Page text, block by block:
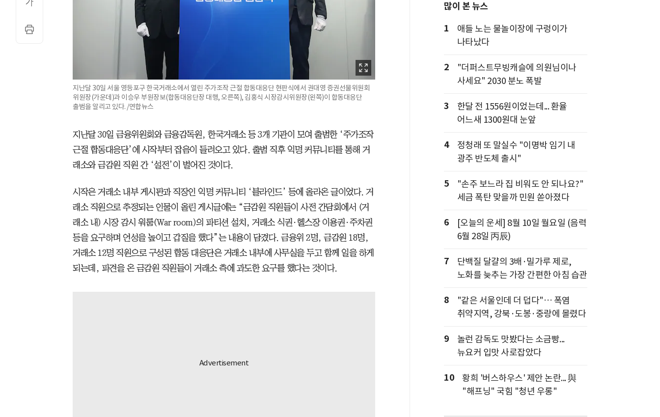
지난달 30일 서울 영등포구 한국거래소에서 열린 주가조작 근절 합동대응단 현판식에서 권대영 증권선물위원회
위원장(가운데)과 이승우 부원장보(합동대응단장 대행, 오른쪽), 김홍식 시장감시위원장(왼쪽)이 합동대응단
출범을 알리고 있다. /연합뉴스
지난달 30일 금융위원회와 금융감독원, 한국거래소 등 3개 기관이 모여 출범한 ‘주가조작
근절 합동대응단’에 시작부터 잡음이 들려오고 있다. 출범 직후 익명 커뮤니티를 통해 거
래소와 금감원 직원 간 ‘설전’이 벌어진 것이다.
시작은 거래소 내부 게시판과 직장인 익명 커뮤니티 ‘블라인드’ 등에 올라온 글이었다. 거
래소 직원으로 추정되는 인물이 올린 게시글에는 “금감원 직원들이 사전 간담회에서 (거
래소 내) 시장 감시 워룸(War room)의 파티션 설치, 거래소 식권·헬스장 이용권·주차권
등을 요구하며 언성을 높이고 갑질을 했다”는 내용이 담겼다. 금융위 2명, 금감원 18명,
거래소 12명 직원으로 구성된 합동 대응단은 거래소 내부에 사무실을 두고 함께 일을 하게
되는데, 파견을 온 금감원 직원들이 거래소 측에 과도한 요구를 했다는 것이다.
많이 본 뉴스
1
애들 노는 물놀이장에 구렁이가
나타났다
2
"더퍼스트무빙캐슬에 의원님이나
사세요" 2030 분노 폭발
3
한달 전 1556원이었는데... 환율
어느새 1300원대 눈앞
4
정청래 또 말실수 "이명박 임기 내
광주 반도체 출시"
5
"손주 보느라 집 비워도 안 되나요?"
세금 폭탄 맞을까 민원 쏟아졌다
6
[오늘의 운세] 8월 10일 월요일 (음력
6월 28일 丙辰)
7
단백질 달걀의 3배·밀가루 제로,
노화를 늦추는 가장 간편한 아침 습관
8
"같은 서울인데 더 덥다"… 폭염
취약지역, 강북·도봉·중랑에 몰렸다
9
놀런 감독도 맛봤다는 소금빵...
뉴요커 입맛 사로잡았다
10
황희 '버스하우스' 제안 논란... 與
"해프닝" 국힘 "청년 우롱"